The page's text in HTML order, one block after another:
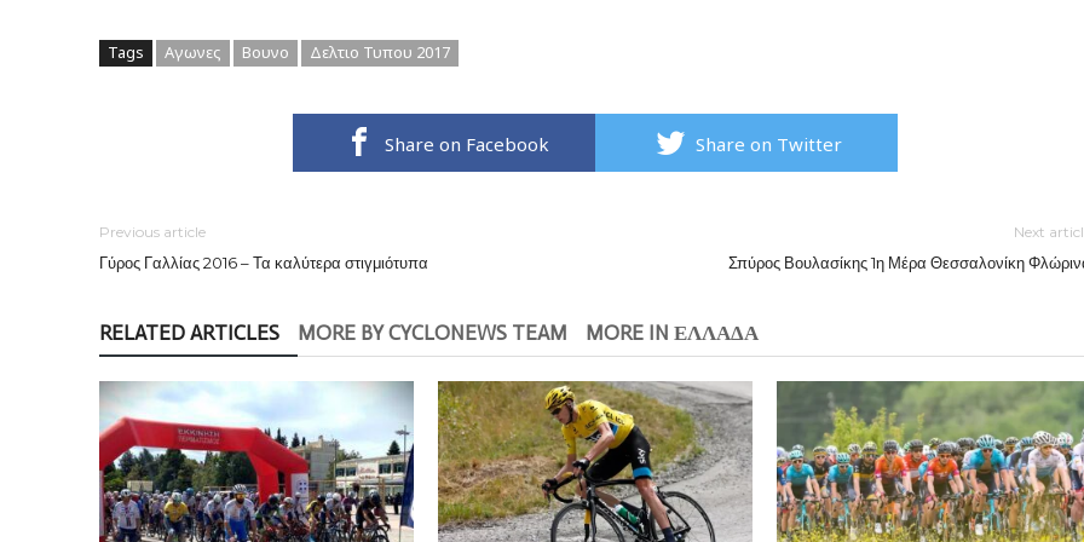
Tags Αγωνες Βουνο Δελτιο Τυπου 2017
Share on Facebook Share on Twitter
Previous article
Γύρος Γαλλίας 2016 – Τα καλύτερα στιγμιότυπα
Next
Σπύρος Βουλασίκης 1η Μέρα Θεσσαλονίκη
RELATED ARTICLES MORE BY CYCLONEWS TEAM MORE IN ΕΛΛΑΔΑ